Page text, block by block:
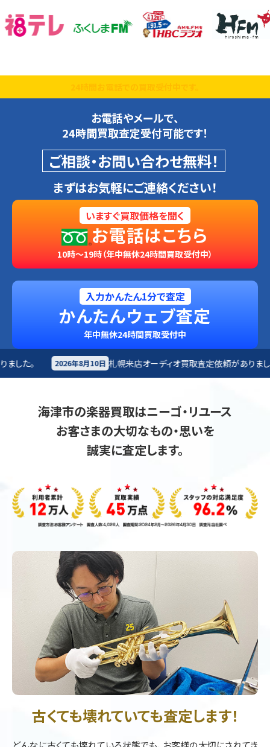
お電話やメールで、
24時間買取査定受付可能です！
ご相談・お問い合わせ無料！
まずはお気軽にご連絡ください！
いますぐ買取価格を聞く
お電話はこちら
10時～19時（年中無休24時間買取受付中）
入力かんたん1分で査定
かんたんウェブ査定
年中無休24時間買取受付中
札幌来店 オーディオ買取査定依頼がありました。 2026年8月10日 札
海津市の楽器買取はニーゴ・リユース
お客さまの大切なもの・思いを
誠実に査定します。
古くても壊れていても査定します！